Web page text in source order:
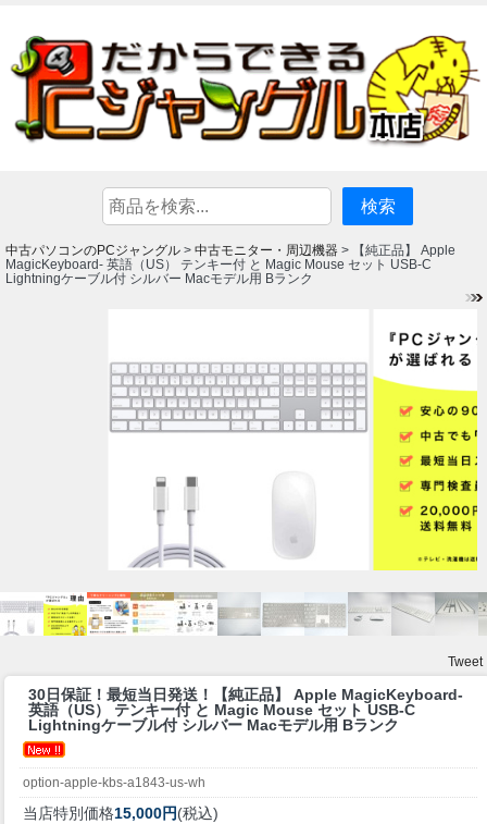
中古パソコンのPCジャングル > 中古モニター・周辺機器 > 【純正品】 Apple
MagicKeyboard- 英語（US） テンキー付 と Magic Mouse セット USB-C
Lightningケーブル付 シルバー Macモデル用 Bランク
Tweet
30日保証！最短当日発送！
【純正品】 Apple MagicKeyboard-
英語（US） テンキー付 と Magic Mouse セット USB-C
Lightningケーブル付 シルバー Macモデル用 Bランク
option-apple-kbs-a1843-us-wh
当店特別価格15,000円(税込)